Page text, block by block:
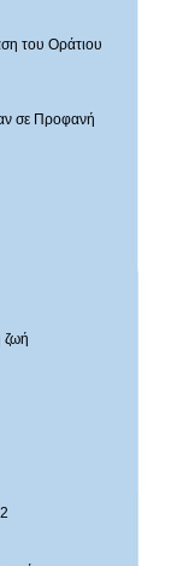
του Οράτιου
σε Προφανή
ζωή